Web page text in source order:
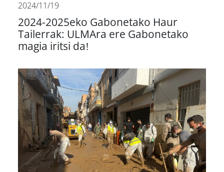
2024/11/19
2024-2025eko Gabonetako Haur
Tailerrak: ULMAra ere Gabonetako
magia iritsi da!